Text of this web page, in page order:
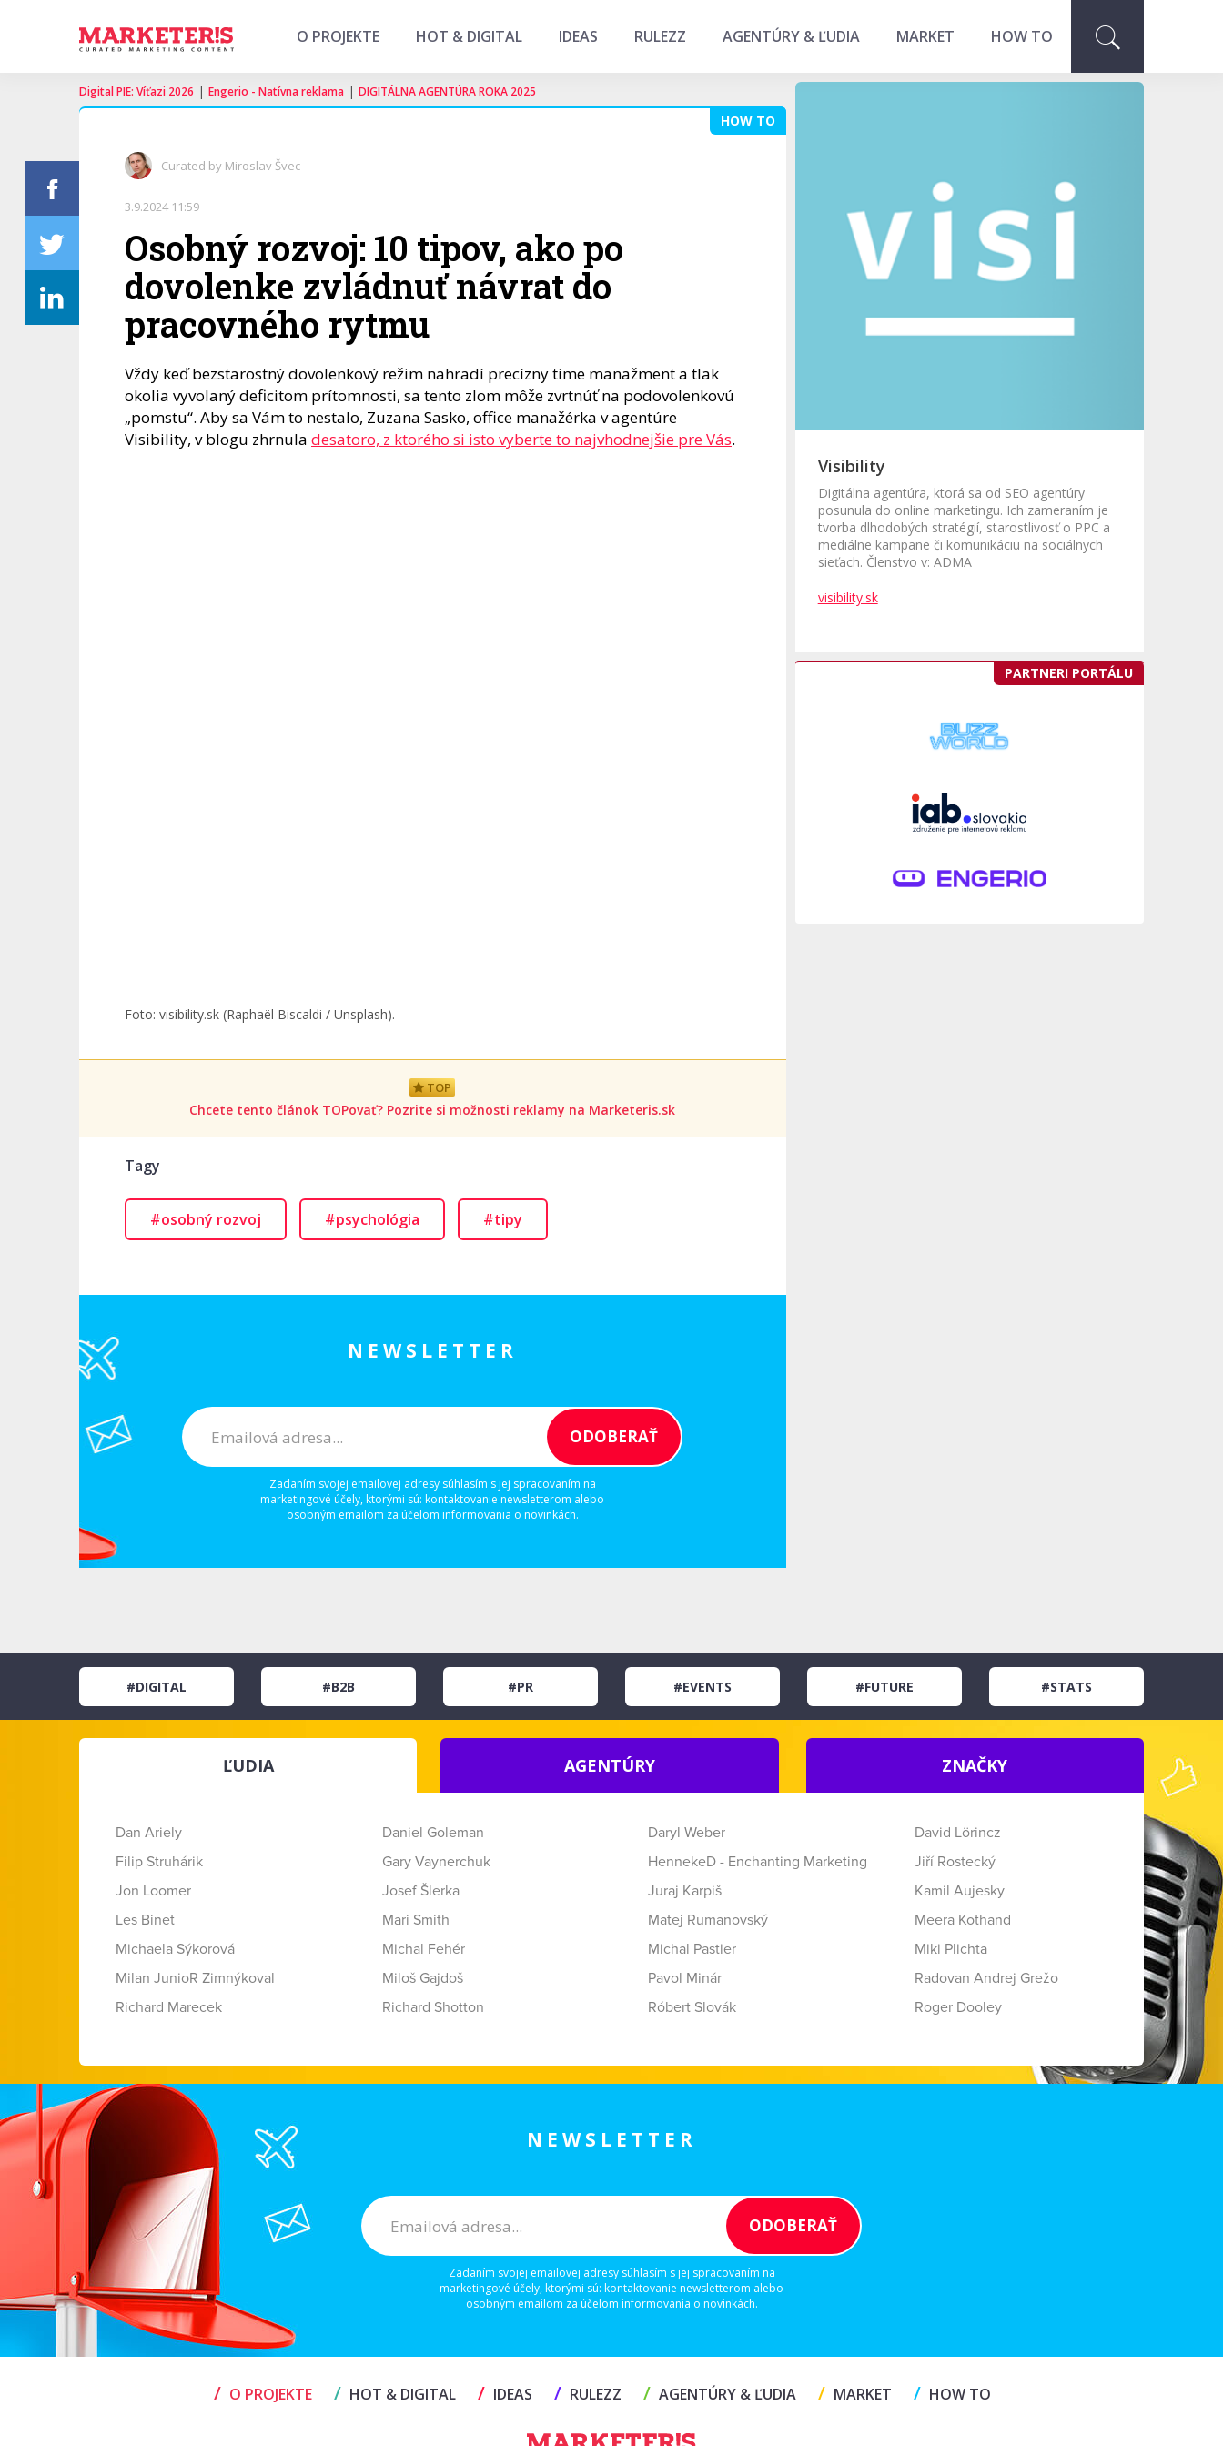
O PROJEKTE HOT & DIGITAL IDEAS RULEZZ AGENTÚRY & ĽUDIA MARKET HOW TO
Digital PIE: Víťazi 2026 | Engerio - Natívna reklama | DIGITÁLNA AGENTÚRA ROKA 2025
HOW TO
Curated by Miroslav Švec
3.9.2024 11:59
Osobný rozvoj: 10 tipov, ako po
dovolenke zvládnuť návrat do
pracovného rytmu
Vždy keď bezstarostný dovolenkový režim nahradí precízny time manažment a tlak
okolia vyvolaný deficitom prítomnosti, sa tento zlom môže zvrtnúť na podovolenkovú
„pomstu“. Aby sa Vám to nestalo, Zuzana Sasko, office manažérka v agentúre
Visibility, v blogu zhrnula desatoro, z ktorého si isto vyberte to najvhodnejšie pre Vás.
Foto: visibility.sk (Raphaël Biscaldi / Unsplash).
TOP
Chcete tento článok TOPovať? Pozrite si možnosti reklamy na Marketeris.sk
Tagy
#osobný rozvoj #psychológia #tipy
NEWSLETTER
Zadaním svojej emailovej adresy súhlasím s jej spracovaním na
marketingové účely, ktorými sú: kontaktovanie newsletterom alebo
osobným emailom za účelom informovania o novinkách.
Visibility
Digitálna agentúra, ktorá sa od SEO agentúry
posunula do online marketingu. Ich zameraním je
tvorba dlhodobých stratégií, starostlivosť o PPC a
mediálne kampane či komunikáciu na sociálnych
sieťach. Členstvo v: ADMA
visibility.sk
PARTNERI PORTÁLU
#DIGITAL #B2B #PR #EVENTS #FUTURE #STATS
ĽUDIA AGENTÚRY ZNAČKY
Dan Ariely Daniel Goleman Daryl Weber
David Lörincz
Filip Struhárik
Gary Vaynerchuk HennekeD - Enchanting Marketing
Jiří Rostecký
Jon Loomer
Josef Šlerka Juraj Karpiš
Kamil Aujesky
Les Binet
Mari Smith Matej Rumanovský
Meera Kothand
Michaela Sýkorová
Michal Fehér Michal Pastier
Miki Plichta
Milan JunioR Zimnýkoval
Miloš Gajdoš Pavol Minár
Radovan Andrej Grežo
Richard Marecek
Richard Shotton Róbert Slovák Roger Dooley
NEWSLETTER
Zadaním svojej emailovej adresy súhlasím s jej spracovaním na
marketingové účely, ktorými sú: kontaktovanie newsletterom alebo
osobným emailom za účelom informovania o novinkách.
/ O PROJEKTE / HOT & DIGITAL / IDEAS / RULEZZ / AGENTÚRY & ĽUDIA / MARKET / HOW TO